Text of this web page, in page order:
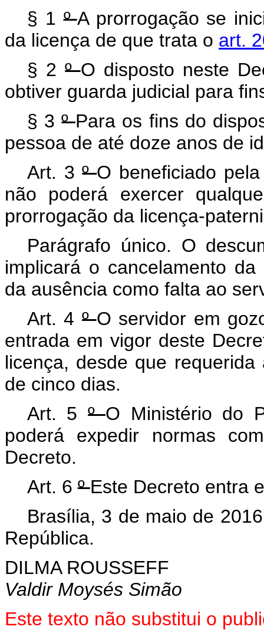
§ 1ºA prorrogação se
da licença de que trata o art.
§ 2ºO disposto neste
obtiver guarda judicial para
§ 3ºPara os fins do
pessoa de até doze anos de
Art. 3ºO beneficiado
não poderá exercer
prorrogação da licença-
Parágrafo único. O
implicará o cancelamento
da ausência como falta ao
Art. 4 ºO servidor em
entrada em vigor deste
licença, desde que
de cinco dias.
Art. 5ºO Ministério do
poderá expedir normas
Decreto.
Art. 6ºEste Decreto entra
Brasília, 3 de maio de
República.
DILMA ROUSSEFF
Valdir Moysés Simão
Este texto não substitui o